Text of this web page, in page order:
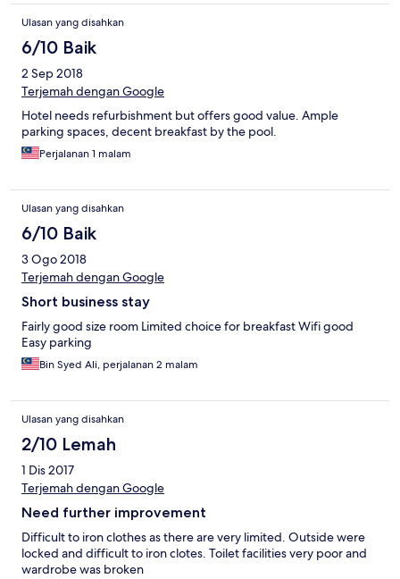
Ulasan yang disahkan
6/10 Baik
2 Sep 2018
Terjemah dengan Google
Hotel needs refurbishment but offers good value. Ample
parking spaces, decent breakfast by the pool.
Perjalanan 1 malam
Ulasan yang disahkan
6/10 Baik
3 Ogo 2018
Terjemah dengan Google
Short business stay
Fairly good size room Limited choice for breakfast Wifi good
Easy parking
Bin Syed Ali, perjalanan 2 malam
Ulasan yang disahkan
2/10 Lemah
1 Dis 2017
Terjemah dengan Google
Need further improvement
Difficult to iron clothes as there are very limited. Outside were
locked and difficult to iron clotes. Toilet facilities very poor and
wardrobe was broken